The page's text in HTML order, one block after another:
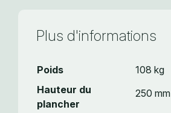
Plus d'informations
Poids
108 kg
Hauteur du
plancher
250 mm